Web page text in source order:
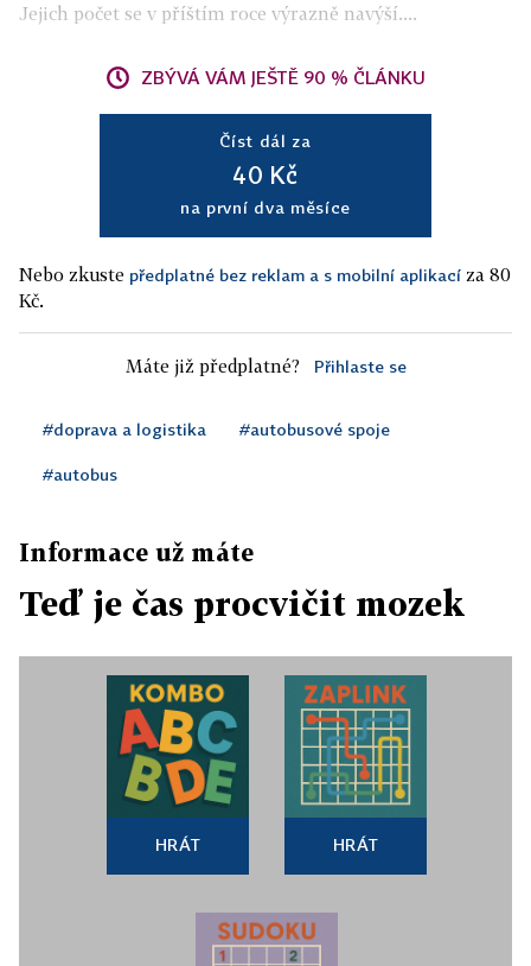
Jejich počet se v příštím roce výrazně navýší....
ZBÝVÁ VÁM JEŠTĚ 90 % ČLÁNKU
Číst dál za
40 Kč
na první dva měsíce
Nebo zkuste předplatné bez reklam a s mobilní aplikací za 80
Kč.
Máte již předplatné? Přihlaste se
#doprava a logistika #autobusové spoje
#autobus
Informace už máte
Teď je čas procvičit mozek
HRÁT HRÁT